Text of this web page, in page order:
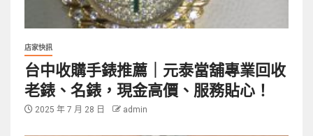
店家快訊
台中收購手錶推薦｜元泰當舖專業回收
老錶、名錶，現金高價、服務貼心！
2025 年 7 月 28 日 admin